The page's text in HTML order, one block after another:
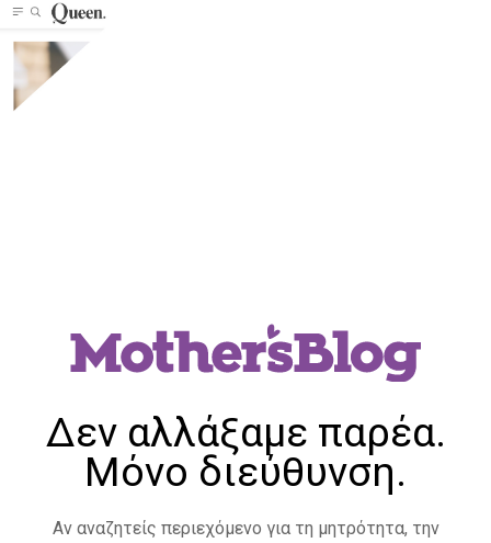
Δεν αλλάξαμε παρέα.
Μόνο διεύθυνση.
Αν αναζητείς περιεχόμενο για τη μητρότητα, την